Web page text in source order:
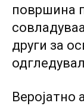
површина
други за
Веројатно